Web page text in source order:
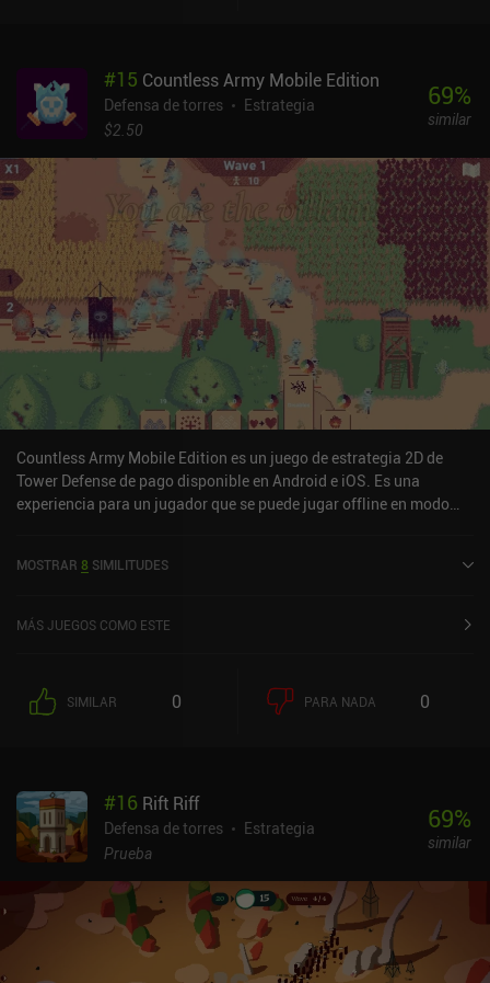
menudo acabamos muriendo una y otra vez antes de entender
cómo sacar partido del diseño de cada nivel.Antes de entrar en un
nivel, seleccionamos runas que hacen que el juego sea más difícil,
Warfare en la máxima dificultad (con todas las runas difíciles
activadas) es una experiencia increíble. No hay absolutamente
ningún margen de error, y la jugabilidad es extremadamente
intensa.
#15 Countless Army Mobile Edition
Defensa de torres
Estrategia
$2.50
69%
similar
Countless Army Mobile Edition es un juego de estrategia 2D de
Tower Defense de pago disponible en Android e iOS. Es una
experiencia para un jugador que se puede jugar offline en modo
Store.
MOSTRAR 8 SIMILITUDES
MÁS JUEGOS COMO ESTE
SIMILAR 0 PARA NADA 0
#16 Rift Riff
Defensa de torres
Estrategia
Prueba
69%
similar